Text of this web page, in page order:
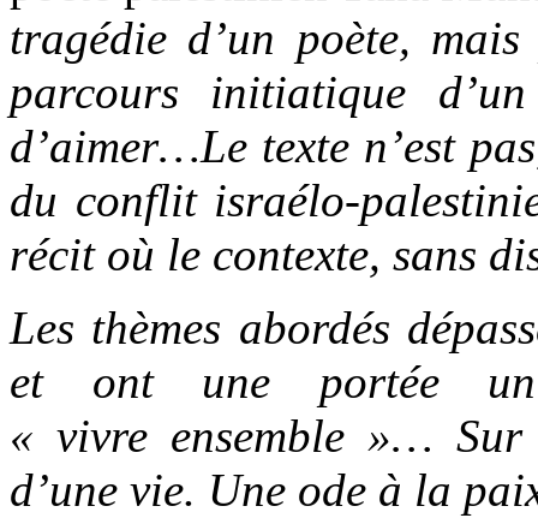
tragédie d’un poète,
parcours initiatique
d’aimer…Le texte n’est
du conflit israélo-
récit où le contexte, sans
Les thèmes abordés
et ont une portée
« vivre ensemble »… Sur
d’une vie. Une ode à la